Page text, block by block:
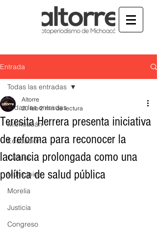
Entrada
Todas las entradas
Michoacán
Educación
Cultura
Municipios
Morelia
Justicia
Congreso
Todas las entradas
Teresita Herrera presenta iniciativa
de reforma para reconocer la
lactancia prolongada como una
política de salud pública
Altorre
20 feb 2 min de lectura